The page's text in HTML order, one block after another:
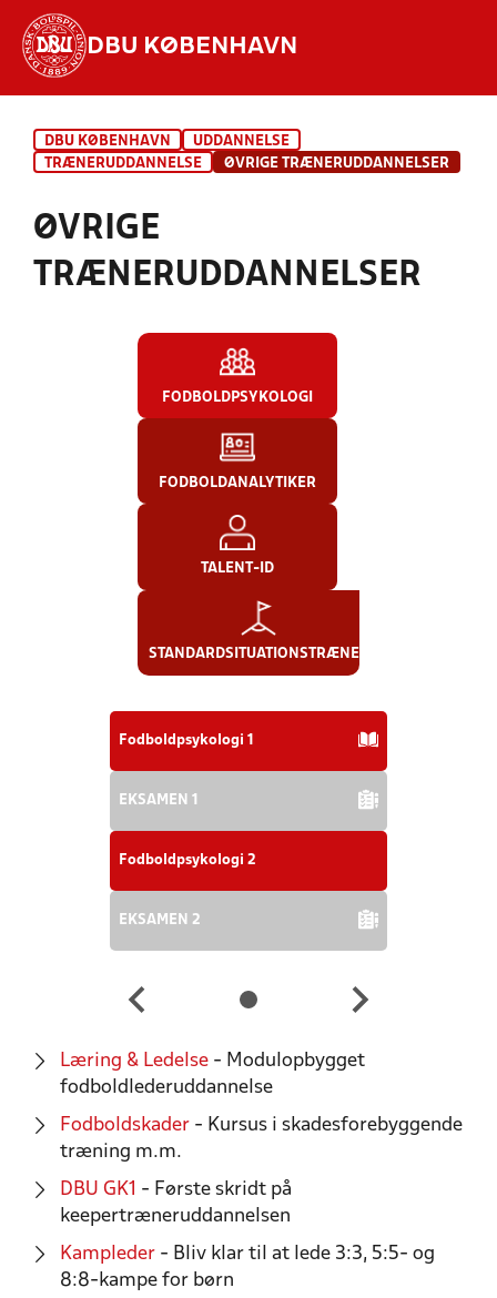
DBU KØBENHAVN
INDHOLD OG NYHEDER
DBU KØBENHAVN
UDDANNELSE
TRÆNERUDDANNELSE
ØVRIGE TRÆNERUDDANNELSER
ØVRIGE
TRÆNERUDDANNELSER
FODBOLDPSYKOLOGI
FODBOLDANALYTIKER
TALENT-ID
STANDARDSITUATIONSTRÆNER
Fodboldpsykologi 1
EKSAMEN 1
Fodboldpsykologi 2
EKSAMEN 2
Læring & Ledelse - Modulopbygget
fodboldlederuddannelse
Fodboldskader - Kursus i skadesforebyggende
træning m.m.
DBU GK1 - Første skridt på
keepertræneruddannelsen
Kampleder - Bliv klar til at lede 3:3, 5:5- og
8:8-kampe for børn